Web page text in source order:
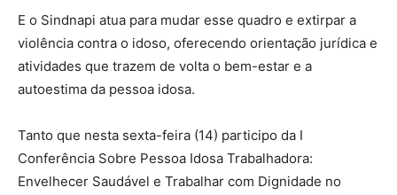
E o Sindnapi atua para mudar esse quadro e extirpar a
violência contra o idoso, oferecendo orientação jurídica e
atividades que trazem de volta o bem-estar e a
autoestima da pessoa idosa.
Tanto que nesta sexta-feira (14) participo da I
Conferência Sobre Pessoa Idosa Trabalhadora:
Envelhecer Saudável e Trabalhar com Dignidade no